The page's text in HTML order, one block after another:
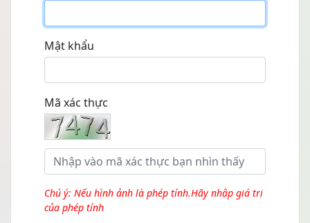
Mật khẩu
Mã xác thực
Chú ý: Nếu hình ảnh là phép tính.Hãy nhập giá trị
của phép tính